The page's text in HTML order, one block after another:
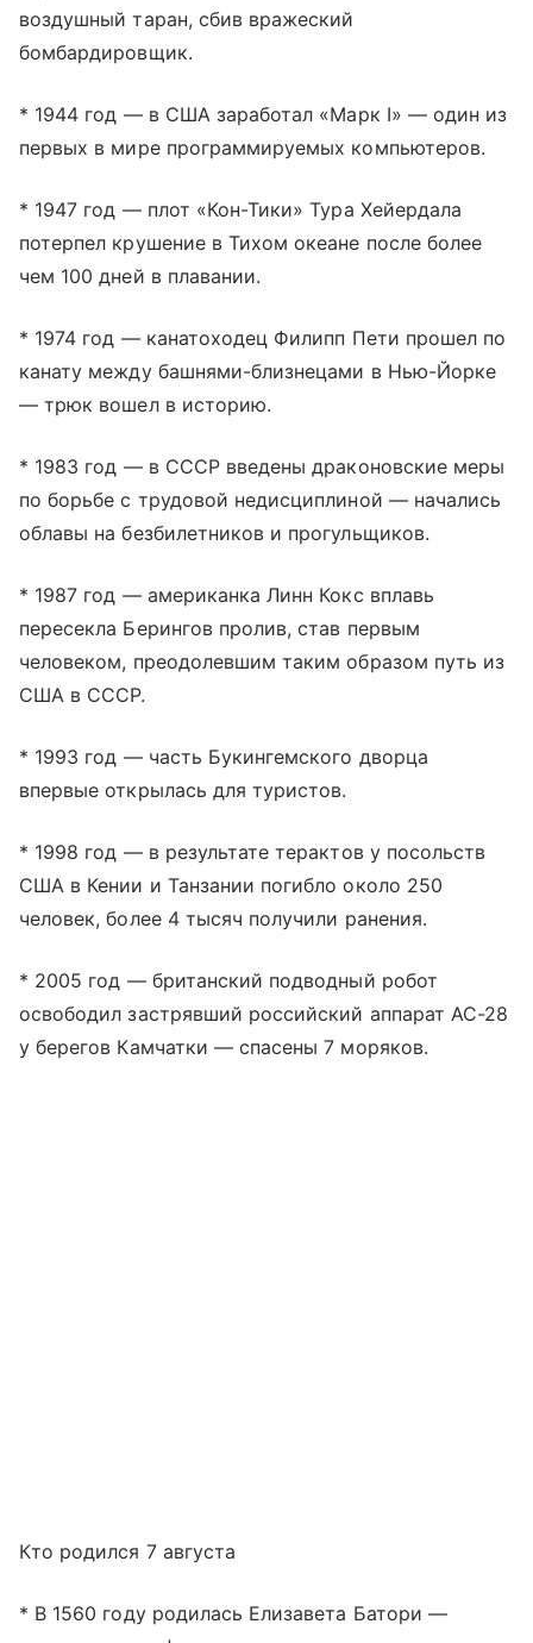
воздушный таран, сбив вражеский
бомбардировщик.
* 1944 год — в США заработал «Марк I» — один из
первых в мире программируемых компьютеров.
* 1947 год — плот «Кон-Тики» Тура Хейердала
потерпел крушение в Тихом океане после более
чем 100 дней в плавании.
* 1974 год — канатоходец Филипп Пети прошел по
канату между башнями-близнецами в Нью-Йорке
— трюк вошел в историю.
* 1983 год — в СССР введены драконовские меры
по борьбе с трудовой недисциплиной — начались
облавы на безбилетников и прогульщиков.
* 1987 год — американка Линн Кокс вплавь
пересекла Берингов пролив, став первым
человеком, преодолевшим таким образом путь из
США в СССР.
* 1993 год — часть Букингемского дворца
впервые открылась для туристов.
* 1998 год — в результате терактов у посольств
США в Кении и Танзании погибло около 250
человек, более 4 тысяч получили ранения.
* 2005 год — британский подводный робот
освободил застрявший российский аппарат АС-28
у берегов Камчатки — спасены 7 моряков.
Кто родился 7 августа
* В 1560 году родилась Елизавета Батори —